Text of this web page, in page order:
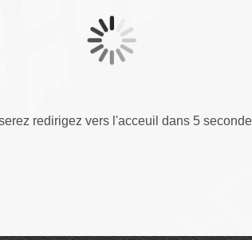
redirigez vers l'acceuil dans 5